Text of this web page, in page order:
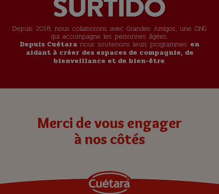
Depuis 2018, nous collaborons avec Grandes Amigos, une ONG
qui accompagne les personnes âgées.
Depuis Cuétara nous soutenons leurs programmes en
aidant à créer des espaces de compagnie, de
bienveillance et de bien-être.
Merci de vous engager
à nos côtés